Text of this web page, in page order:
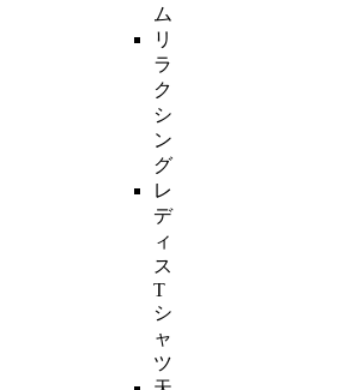
ム
リ
ラ
ク
シ
ン
グ
レ
デ
ィ
ス
T
シ
ャ
ツ